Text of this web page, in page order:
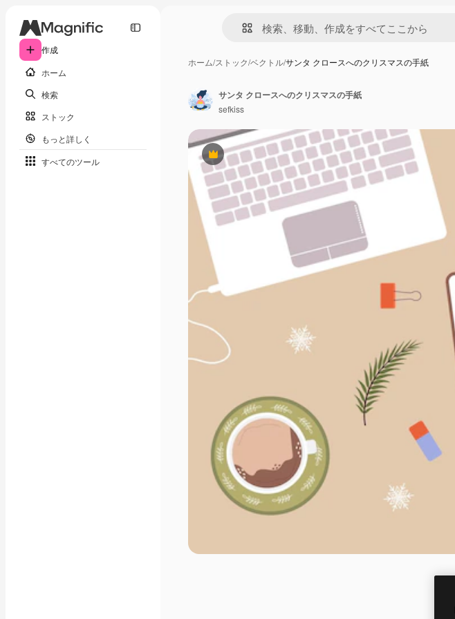
作成
ホーム
検索
ストック
もっと詳しく
すべてのツール
ホーム/ストック/ベクトル/サンタ クロースへのクリスマスの手紙
Premium
サンタ クロースへのクリスマスの手紙
sefkiss